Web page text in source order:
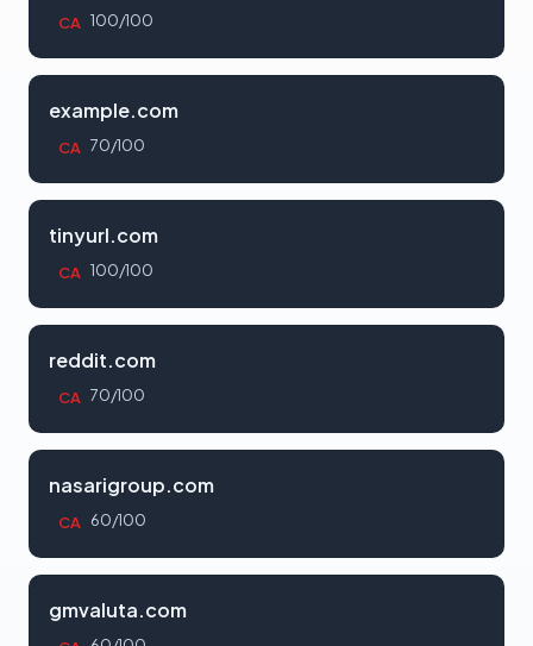
CA 100/100
example.com
CA 70/100
tinyurl.com
CA 100/100
reddit.com
CA 70/100
nasarigroup.com
CA 60/100
gmvaluta.com